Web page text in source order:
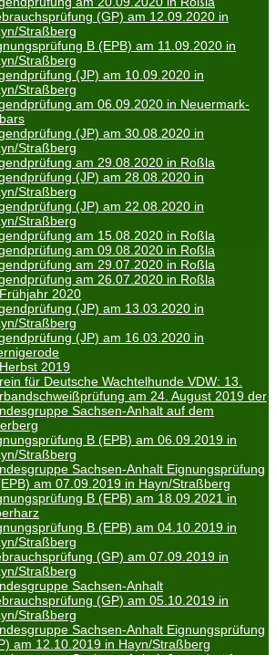
(GP) am 12.09.2020 in
Straßberg
B (EPB) am 11.09.2020 in
Straßberg
(JP) am 10.09.2020 in
Straßberg
am 06.09.2020 in Neuermark-
(JP) am 30.08.2020 in
Straßberg
am 29.08.2020 in Roßla
(JP) am 28.08.2020 in
Straßberg
(JP) am 22.08.2020 in
Straßberg
am 15.08.2020 in Roßla
am 09.08.2020 in Roßla
am 29.07.2020 in Roßla
am 26.07.2020 in Roßla
2020
(JP) am 13.03.2020 in
Straßberg
(JP) am 16.03.2020 in
2019
für Deutsche Wachtelhunde VDW: 13.
am 24. August 2019 der
Sachsen-Anhalt auf dem
B (EPB) am 06.09.2019 in
Straßberg
Sachsen-Anhalt Eignungsprüfung
am 07.09.2019 in Hayn/Straßberg
B (EPB) am 18.09.2021 in
B (EPB) am 04.10.2019 in
Straßberg
(GP) am 07.09.2019 in
Straßberg
Sachsen-Anhalt
(GP) am 05.10.2019 in
Straßberg
Sachsen-Anhalt Eignungsprüfung
am 12.10.2019 in Hayn/Straßberg